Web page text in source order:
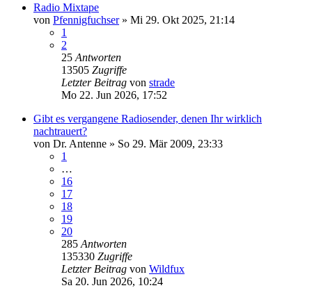
Radio Mixtape
von Pfennigfuchser» Mi 29. Okt 2025, 21:14
1
2
25 Antworten
13505 Zugriffe
Letzter Beitrag von strade
Mo 22. Jun 2026, 17:52
Gibt es vergangene Radiosender, denen Ihr wirklich
nachtrauert?
von Dr. Antenne » So 29. Mär 2009, 23:33
1
…
16
17
18
19
20
285 Antworten
135330 Zugriffe
Letzter Beitrag von Wildfux
Sa 20. Jun 2026, 10:24